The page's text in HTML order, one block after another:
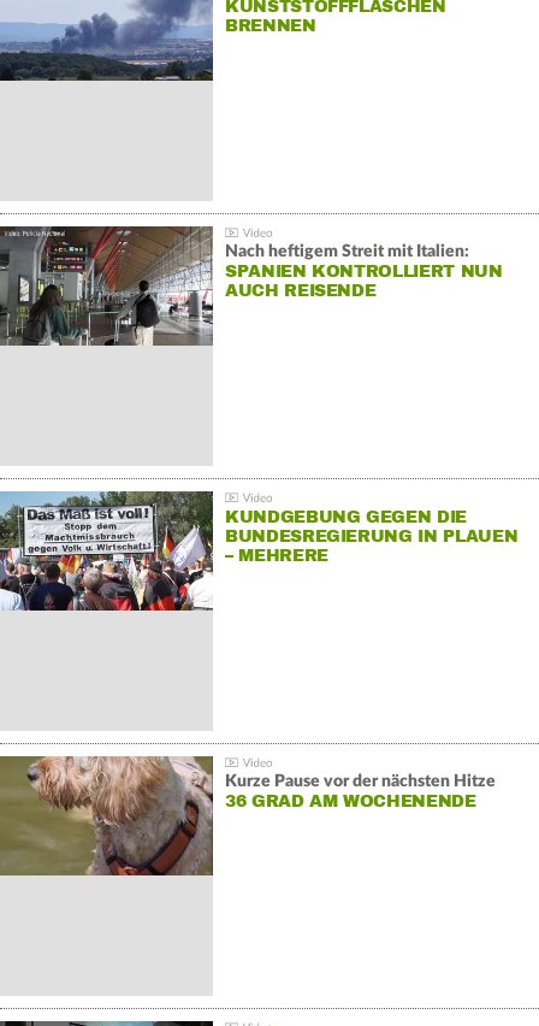
KUNSTSTOFFFLASCHEN
BRENNEN
Nach heftigem Streit mit Italien:
SPANIEN KONTROLLIERT NUN
AUCH REISENDE
KUNDGEBUNG GEGEN DIE
BUNDESREGIERUNG IN PLAUEN
– MEHRERE
Kurze Pause vor der nächsten Hitze
36 GRAD AM WOCHENENDE